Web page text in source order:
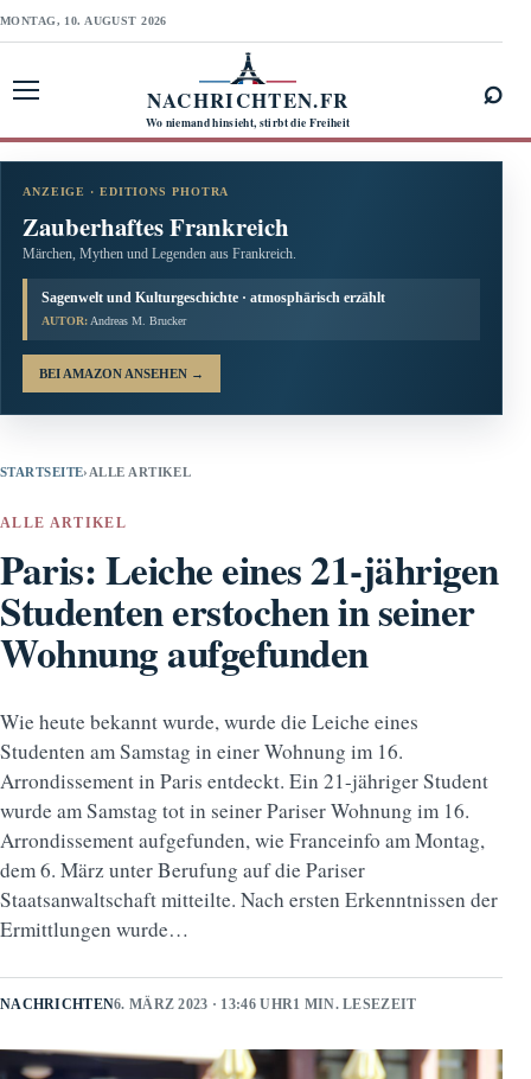
MONTAG, 10. AUGUST 2026
NACHRICHTEN.FR
Wo niemand hinsieht, stirbt die Freiheit
⌕
ANZEIGE · EDITIONS PHOTRA
Zauberhaftes Frankreich
Märchen, Mythen und Legenden aus Frankreich.
Sagenwelt und Kulturgeschichte · atmosphärisch erzählt
AUTOR: Andreas M. Brucker
BEI AMAZON ANSEHEN →
STARTSEITE› ALLE ARTIKEL
ALLE ARTIKEL
Paris: Leiche eines 21-jährigen
Studenten erstochen in seiner
Wohnung aufgefunden
Wie heute bekannt wurde, wurde die Leiche eines
Studenten am Samstag in einer Wohnung im 16.
Arrondissement in Paris entdeckt. Ein 21-jähriger Student
wurde am Samstag tot in seiner Pariser Wohnung im 16.
Arrondissement aufgefunden, wie Franceinfo am Montag,
dem 6. März unter Berufung auf die Pariser
Staatsanwaltschaft mitteilte. Nach ersten Erkenntnissen der
Ermittlungen wurde…
NACHRICHTEN6. MÄRZ 2023 · 13:46 UHR1 MIN. LESEZEIT